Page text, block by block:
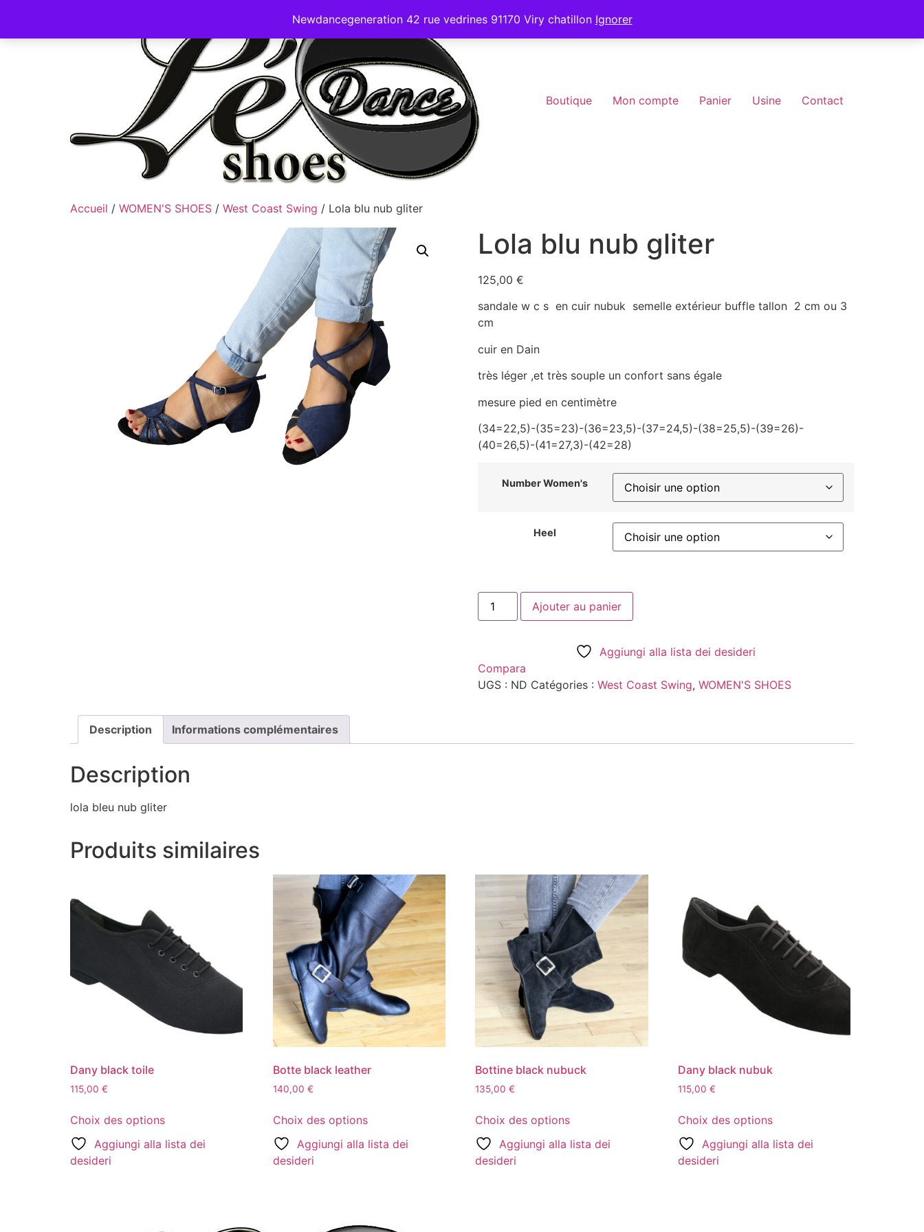
Newdancegeneration 42 rue vedrines 91170 Viry chatillon Ignorer
Boutique Mon compte Panier Usine Contact
Accueil / WOMEN'S SHOES / West Coast Swing / Lola blu nub gliter
Lola blu nub gliter
125,00 €
sandale w c s en cuir nubuk semelle extérieur buffle tallon 2 cm ou 3
cm
cuir en Dain
très léger ,et très souple un confort sans égale
mesure pied en centimètre
(34=22,5)-(35=23)-(36=23,5)-(37=24,5)-(38=25,5)-(39=26)-
(40=26,5)-(41=27,3)-(42=28)
Number Women's
Heel
Ajouter au panier
Aggiungi alla lista dei desideri
Compara
UGS : ND Catégories : West Coast Swing, WOMEN'S SHOES
Description Informations complémentaires
Description
lola bleu nub gliter
Produits similaires
Dany black toile
115,00 €
Choix des options
Aggiungi alla lista dei
desideri
Botte black leather
140,00 €
Choix des options
Aggiungi alla lista dei
desideri
Bottine black nubuck
135,00€
Choix des options
Aggiungi alla lista dei
desideri
Dany black nubuk
115,00€
Choix des options
Aggiungi alla lista dei
desideri